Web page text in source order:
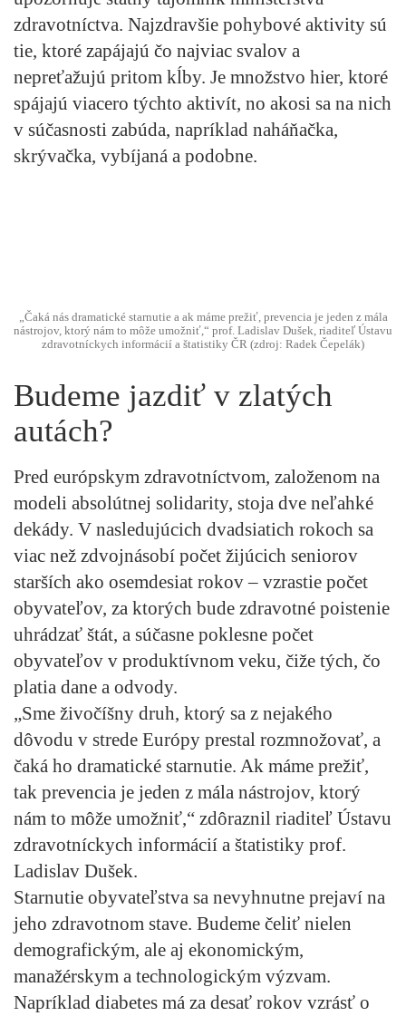
zdravotníctva. Najzdravšie pohybové aktivity sú
tie, ktoré zapájajú čo najviac svalov a
nepreťažujú pritom kĺby. Je množstvo hier, ktoré
spájajú viacero týchto aktivít, no akosi sa na nich
v súčasnosti zabúda, napríklad naháňačka,
skrývačka, vybíjaná a podobne.
„Čaká nás dramatické starnutie a ak máme prežiť, prevencia je jeden z mála
nástrojov, ktorý nám to môže umožniť,“ prof. Ladislav Dušek, riaditeľ Ústavu
zdravotníckych informácií a štatistiky ČR (zdroj: Radek Čepelák)
Budeme jazdiť v zlatých
autách?
Pred európskym zdravotníctvom, založenom na
modeli absolútnej solidarity, stoja dve neľahké
dekády. V nasledujúcich dvadsiatich rokoch sa
viac než zdvojnásobí počet žijúcich seniorov
starších ako osemdesiat rokov – vzrastie počet
obyvateľov, za ktorých bude zdravotné poistenie
uhrádzať štát, a súčasne poklesne počet
obyvateľov v produktívnom veku, čiže tých, čo
platia dane a odvody.
„Sme živočíšny druh, ktorý sa z nejakého
dôvodu v strede Európy prestal rozmnožovať, a
čaká ho dramatické starnutie. Ak máme prežiť,
tak prevencia je jeden z mála nástrojov, ktorý
nám to môže umožniť,“ zdôraznil riaditeľ Ústavu
zdravotníckych informácií a štatistiky prof.
Ladislav Dušek.
Starnutie obyvateľstva sa nevyhnutne prejaví na
jeho zdravotnom stave. Budeme čeliť nielen
demografickým, ale aj ekonomickým,
manažérskym a technologickým výzvam.
Napríklad diabetes má za desať rokov vzrásť o